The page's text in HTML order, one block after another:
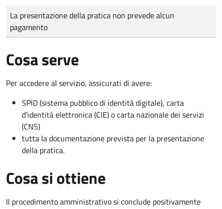
Tipo di pagamento
Importo
La presentazione della pratica non prevede alcun
pagamento
Cosa serve
Per accedere al servizio, assicurati di avere:
SPID (sistema pubblico di identità digitale), carta
d’identità elettronica (CIE) o carta nazionale dei servizi
(CNS)
tutta la documentazione prevista per la presentazione
della pratica.
Cosa si ottiene
Il procedimento amministrativo si conclude positivamente